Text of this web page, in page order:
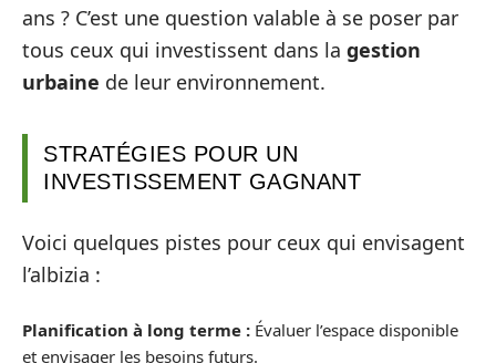
ans ? C’est une question valable à se poser par
tous ceux qui investissent dans la gestion
urbaine de leur environnement.
STRATÉGIES POUR UN
INVESTISSEMENT GAGNANT
Voici quelques pistes pour ceux qui envisagent
l’albizia :
Planification à long terme : Évaluer l’espace disponible
et envisager les besoins futurs.